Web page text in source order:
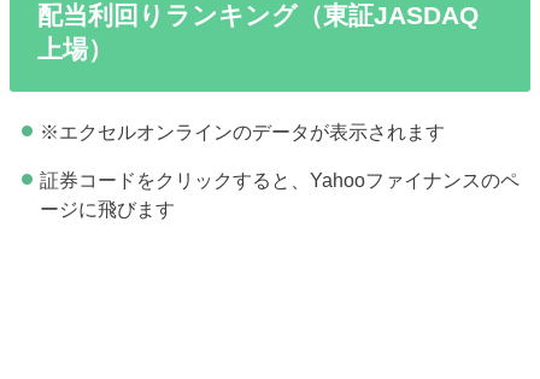
配当利回りランキング（東証JASDAQ
上場）
※エクセルオンラインのデータが表示されます
証券コードをクリックすると、Yahooファイナンスのペ
ージに飛びます